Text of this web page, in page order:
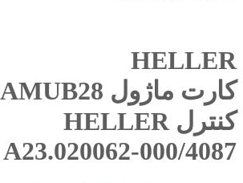
HELLER
کنترل HELLER
A23.020062-000/4087